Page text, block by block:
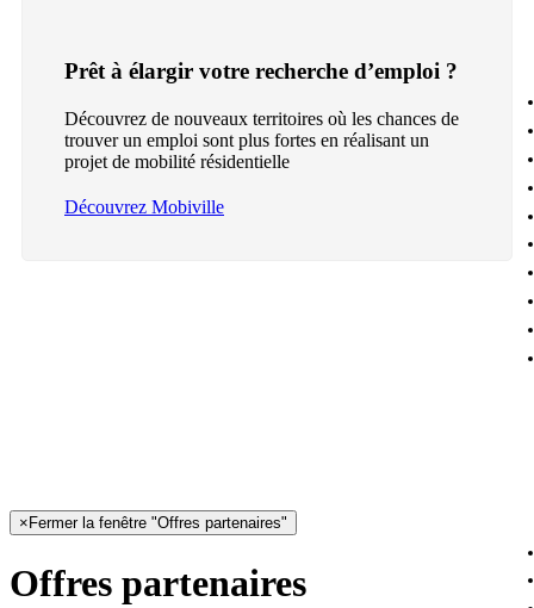
Prêt à élargir votre recherche d’emploi ?
Découvrez de nouveaux territoires où les chances de
trouver un emploi sont plus fortes en réalisant un
projet de mobilité résidentielle
Découvrez Mobiville
× Fermer la fenêtre "Offres partenaires"
Offres partenaires